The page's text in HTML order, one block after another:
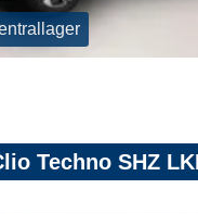
Techno SHZ